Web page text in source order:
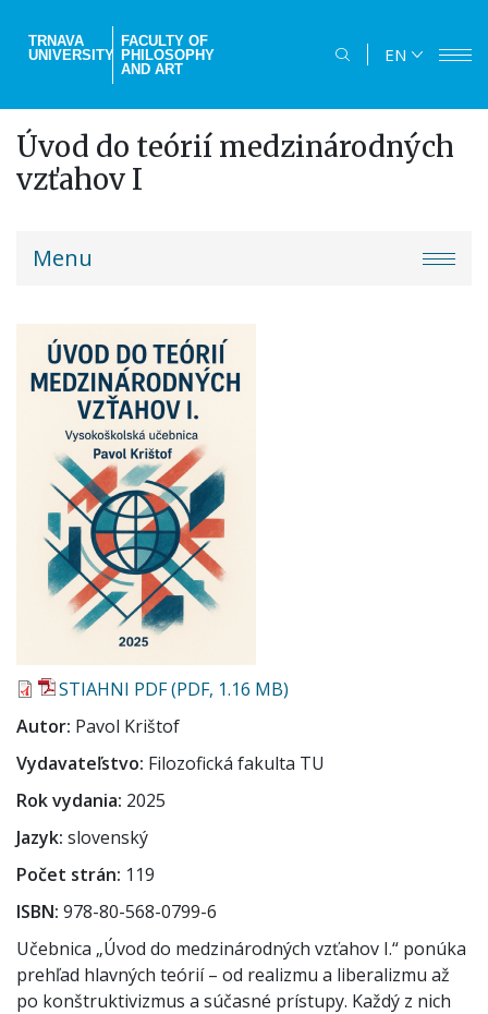
main
TRNAVA
UNIVERSITY
FACULTY OF
PHILOSOPHY
AND ART
EN
Úvod do teórií medzinárodných
vzťahov I
truni-
Menu
STIAHNI PDF (PDF, 1.16 MB)
Autor Pavol Krištof
Vydavateľstvo Filozofická fakulta TU
Rok vydania 2025
Jazyk slovenský
Počet strán 119
ISBN 978-80-568-0799-6
Učebnica „Úvod do medzinárodných vzťahov I.“ ponúka
prehľad hlavných teórií – od realizmu a liberalizmu až
po konštruktivizmus a súčasné prístupy. Každý z nich